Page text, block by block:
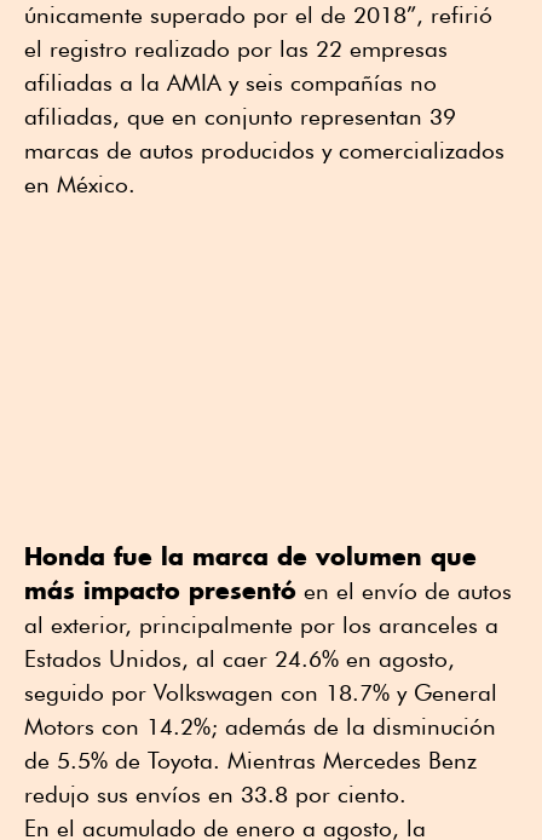
únicamente superado por el de 2018”, refirió
el registro realizado por las 22 empresas
afiliadas a la AMIA y seis compañías no
afiliadas, que en conjunto representan 39
marcas de autos producidos y comercializados
en México.
Honda fue la marca de volumen que
más impacto presentó en el envío de autos
al exterior, principalmente por los aranceles a
Estados Unidos, al caer 24.6% en agosto,
seguido por Volkswagen con 18.7% y General
Motors con 14.2%; además de la disminución
de 5.5% de Toyota. Mientras Mercedes Benz
redujo sus envíos en 33.8 por ciento.
En el acumulado de enero a agosto, la